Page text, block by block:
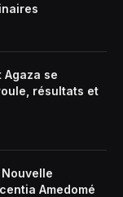
Agaza se
résultats et
Amedomé